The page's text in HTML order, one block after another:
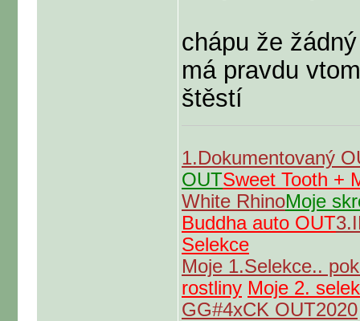
chápu že
má pravdu
štěstí
1.Dokumentovaný
OUTSweet Tooth +
White RhinoMoje
Buddha auto OUT
Selekce
Moje 1.Selekce..
rostliny Moje 2.
GG#4xCK OUT2020